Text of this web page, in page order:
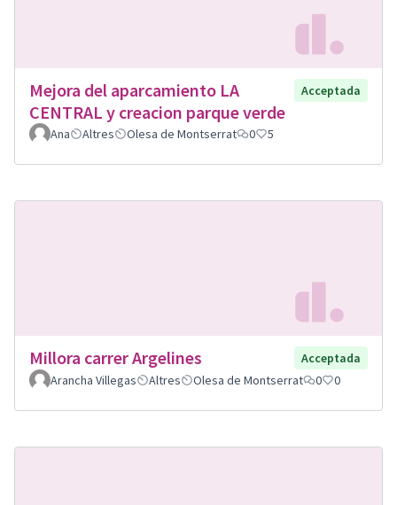
Mejora del aparcamiento LA
CENTRAL y creacion parque verde
Acceptada
Ana Altres Olesa de Montserrat 0 5
Millora carrer Argelines
Acceptada
Arancha Villegas
Altres Olesa de Montserrat 0 0